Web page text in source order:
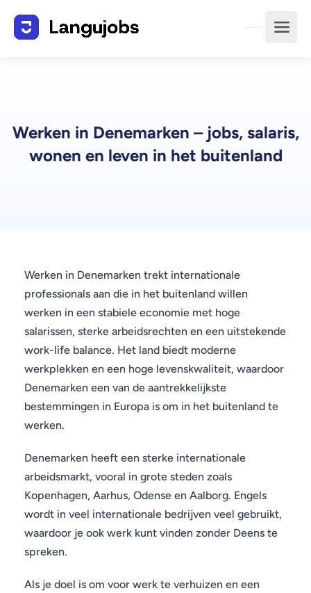
Werken in Denemarken – jobs, salaris,
wonen en leven in het buitenland
Werken in Denemarken trekt internationale
professionals aan die in het buitenland willen
werken in een stabiele economie met hoge
salarissen, sterke arbeidsrechten en een uitstekende
work-life balance. Het land biedt moderne
werkplekken en een hoge levenskwaliteit, waardoor
Denemarken een van de aantrekkelijkste
bestemmingen in Europa is om in het buitenland te
werken.
Denemarken heeft een sterke internationale
arbeidsmarkt, vooral in grote steden zoals
Kopenhagen, Aarhus, Odense en Aalborg. Engels
wordt in veel internationale bedrijven veel gebruikt,
waardoor je ook werk kunt vinden zonder Deens te
spreken.
Als je doel is om voor werk te verhuizen en een